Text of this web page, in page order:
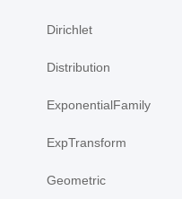
Dirichlet
Distribution
ExponentialFamily
ExpTransform
Geometric